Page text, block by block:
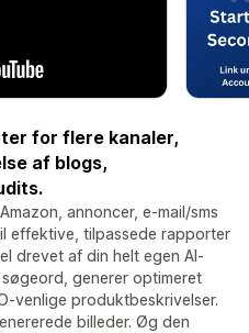
for flere kanaler,
af blogs,
annoncer, e-mail/sms
effektive, tilpassede rapporter
drevet af din helt egen AI-
generer optimeret
venlige produktbeskrivelser.
billeder. Øg den